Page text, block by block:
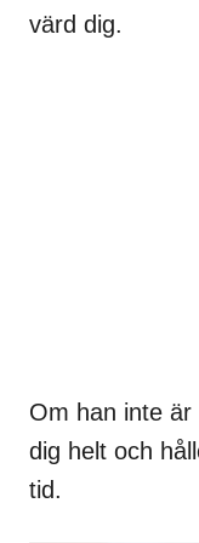
värd dig.
Om han inte
dig helt och
tid.